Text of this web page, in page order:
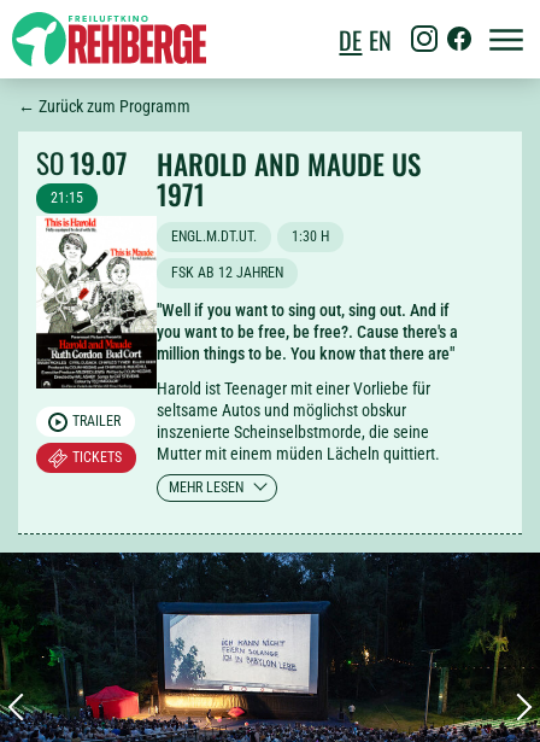
DE EN
← Zurück zum Programm
SO19.07
21:15
TRAILER
TICKETS
HAROLD AND MAUDE US
1971
ENGL.M.DT.UT. 1:30 H
FSK AB 12 JAHREN
"Well if you want to sing out, sing out. And if
you want to be free, be free?. Cause there's a
million things to be. You know that there are"
Harold ist Teenager mit einer Vorliebe für
seltsame Autos und möglichst obskur
inszenierte Scheinselbstmorde, die seine
Mutter mit einem müden Lächeln quittiert.
Auf einer Beerdigung (wo sonst?) tritt die über
80-jährige exzentrische Maude in sein Leben.
Filmpaare ever in einem komischen wie
bewegenden Kino-Klassiker. Hal Ashbys Film
spiegelt die verträumt lebendige Energie der
Flower-Power Generation. Mit der legendären
Musik von Cat Stevens.
MEHR LESEN